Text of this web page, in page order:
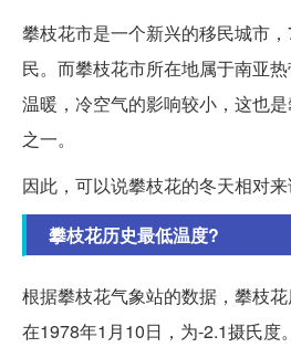
攀枝花市是一个新兴的移民城市
民。而攀枝花市所在地属于南亚
温暖，冷空气的影响较小，这也
之一。
因此，可以说攀枝花的冬天相对来
攀枝花历史最低温度?
根据攀枝花气象站的数据，攀枝
在1978年1月10日，为-2.1摄氏度。